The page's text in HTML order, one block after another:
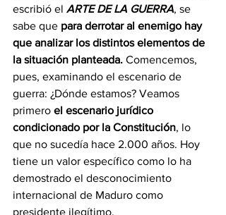
escribió el ARTE DE LA GUERRA, se
sabe que para derrotar al enemigo hay
que analizar los distintos elementos de
la situación planteada. Comencemos,
pues, examinando el escenario de
guerra: ¿Dónde estamos? Veamos
primero el escenario jurídico
condicionado por la Constitución, lo
que no sucedía hace 2.000 años. Hoy
tiene un valor específico como lo ha
demostrado el desconocimiento
internacional de Maduro como
presidente ilegítimo.